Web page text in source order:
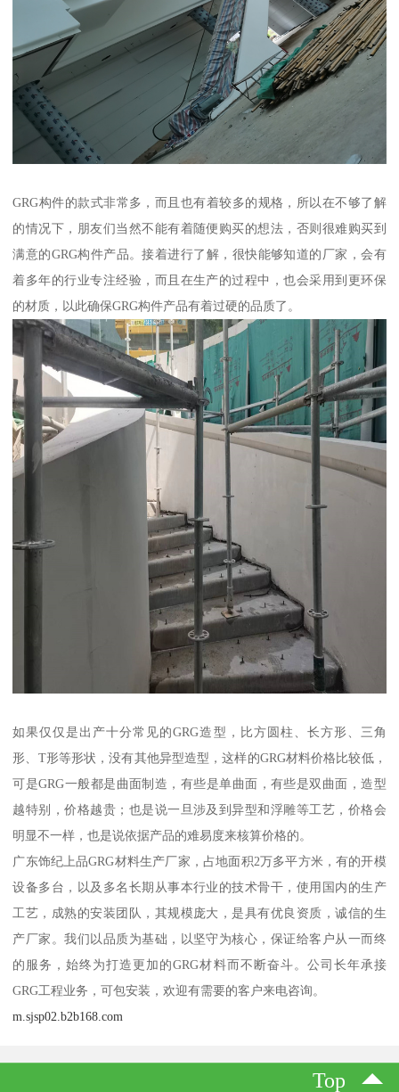
GRG构件的款式非常多，而且也有着较多的规格，所以在不够了解
的情况下，朋友们当然不能有着随便购买的想法，否则很难购买到
满意的GRG构件产品。接着进行了解，很快能够知道的厂家，会有
着多年的行业专注经验，而且在生产的过程中，也会采用到更环保
的材质，以此确保GRG构件产品有着过硬的品质了。
如果仅仅是出产十分常见的GRG造型，比方圆柱、长方形、三角
形、T形等形状，没有其他异型造型，这样的GRG材料价格比较低，
可是GRG一般都是曲面制造，有些是单曲面，有些是双曲面，造型
越特别，价格越贵；也是说一旦涉及到异型和浮雕等工艺，价格会
明显不一样，也是说依据产品的难易度来核算价格的。
广东饰纪上品GRG材料生产厂家，占地面积2万多平方米，有的开模
设备多台，以及多名长期从事本行业的技术骨干，使用国内的生产
工艺，成熟的安装团队，其规模庞大，是具有优良资质，诚信的生
产厂家。我们以品质为基础，以坚守为核心，保证给客户从一而终
的服务，始终为打造更加的GRG材料而不断奋斗。公司长年承接
GRG工程业务，可包安装，欢迎有需要的客户来电咨询。
m.sjsp02.b2b168.com
Top